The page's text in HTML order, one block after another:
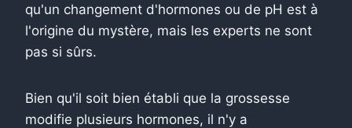
qu'un changement d'hormones ou de pH est à
l'origine du mystère, mais les experts ne sont
pas si sûrs.
Bien qu'il soit bien établi que la grossesse
modifie plusieurs hormones, il n'y a